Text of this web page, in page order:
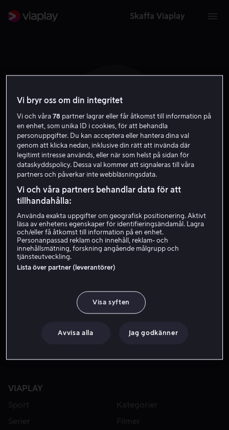
Skaffa Viaplay
A J
August Joshi
VIAPLAY
Sport
Kategorier
Serier
Filmer
Vi bryr oss om din integritet
Vi och våra78 partner lagrar eller får åtkomst till information på
en enhet, som unika ID i cookies, för att behandla
personuppgifter. Du kan acceptera eller hantera dina val
genom att klicka nedan, inklusive din rätt att invända där
legitimt intresse används, eller när som helst på sidan för
dataskyddspolicy. Dessa val kommer att signaleras till våra
partners och påverkar inte webbläsningsdata.
Vi och våra partners behandlar data för att
tillhandahålla:
Använda exakta uppgifter om geografisk positionering. Aktivt
läsa av enhetens egenskaper för identifieringsändamål. Lagra
och/eller få åtkomst till information på en enhet.
Personanpassad reklam och innehåll, reklam- och
innehållsmätning, forskning angående målgrupp och
tjänsteutveckling.
Lista över partner (leverantörer)
Visa syften
Avvisa alla Jag godkänner